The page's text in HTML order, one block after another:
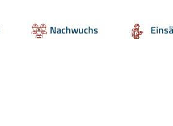
Nachwuchs